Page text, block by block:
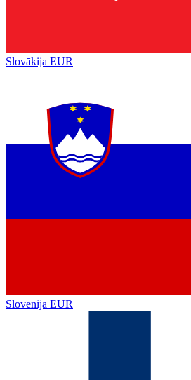
Slovākija EUR
Slovēnija EUR